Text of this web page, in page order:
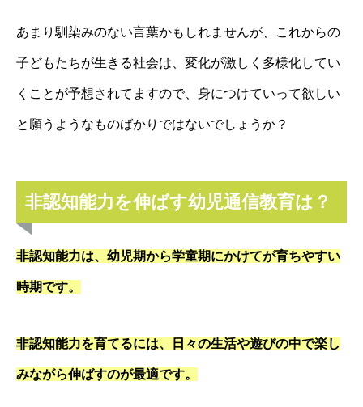
あまり馴染みのない言葉かもしれませんが、これからの
子どもたちが生きる社会は、変化が激しく多様化してい
くことが予想されてますので、身につけていって欲しい
と願うようなものばかりではないでしょうか？
非認知能力を伸ばす幼児通信教育は？
非認知能力は、幼児期から学童期にかけてが育ちやすい
時期です。
非認知能力を育てるには、日々の生活や遊びの中で楽し
みながら伸ばすのが最適です。